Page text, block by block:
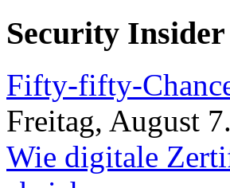
Security Insider
Fifty-fifty-
Freitag, August
Wie digitale